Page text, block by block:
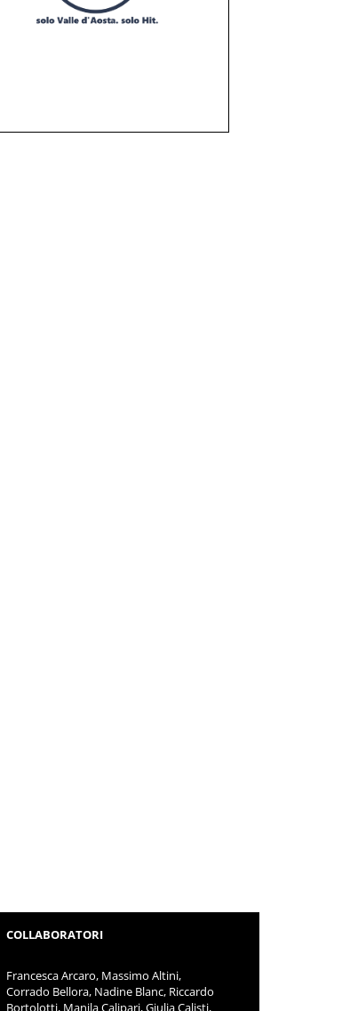
COLLABORATORI
Francesca Arcaro, Massimo Altini,
Corrado Bellora, Nadine Blanc, Riccardo
Bortolotti, Manila Calipari, Giulia Calisti,